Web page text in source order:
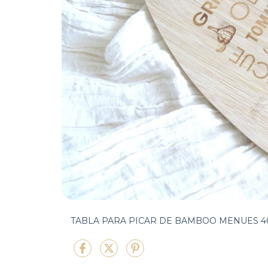
TABLA PARA PICAR DE BAMBOO MENUES